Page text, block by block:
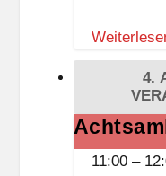
e
i
i
t
4.
11:00 –